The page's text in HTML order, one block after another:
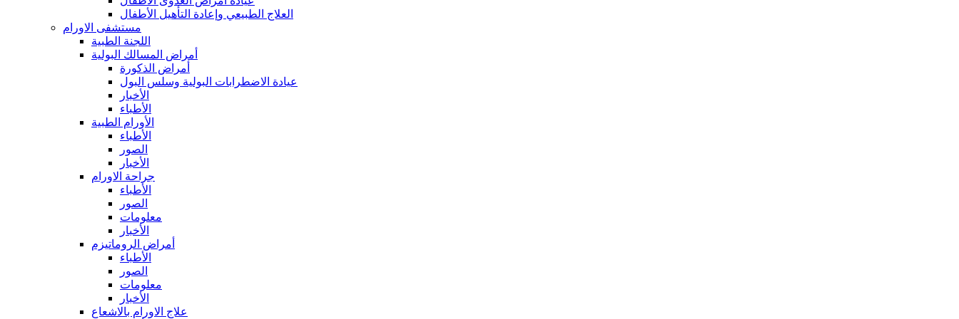
العلاج الطبيعي وإعادة التأهيل الأطفال
مستشفى الاورام
اللجنة الطبية
أمراض المسالك البولية
أمراض الذكورة
عيادة الاضطرابات البولية وسلس البول
الأخبار
الأطباء
الأورام الطبية
الأطباء
الصور
الأخبار
جراحة الاورام
الأطباء
الصور
معلومات
الأخبار
أمراض الروماتيزم
الأطباء
الصور
معلومات
الأخبار
علاج الاورام بالاشعاع